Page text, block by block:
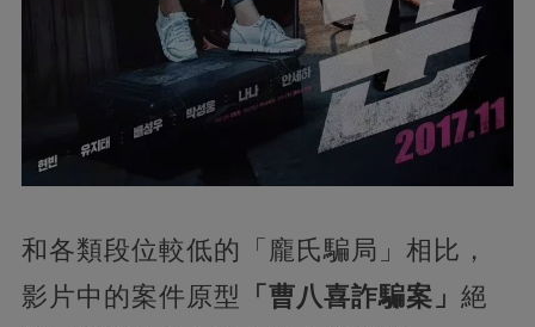
和各類段位較低的「龐氏騙局」相比，
影片中的案件原型
「曹八喜詐騙案」 絕